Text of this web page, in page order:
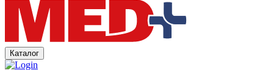
Каталог